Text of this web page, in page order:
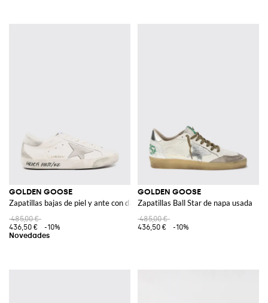
GOLDEN GOOSE
Zapatillas bajas de piel y ante con diseño efecto usado
485,00 €
436,50 €
-10%
GOLDEN GOOSE
Zapatillas Ball Star de napa usada
485,00 €
436,50 €
-10%